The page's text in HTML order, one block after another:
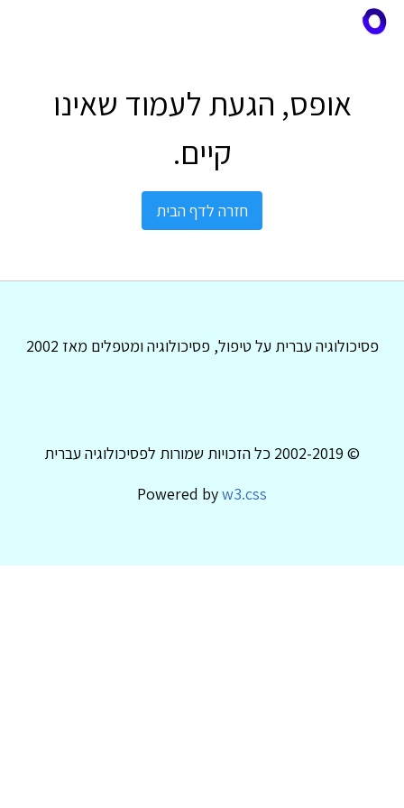
אופס, הגעת לעמוד שאינו
קיים.
חזרה לדף הבית
פסיכולוגיה עברית על טיפול, פסיכולוגיה ומטפלים מאז 2002
© 2002-2019 כל הזכויות שמורות לפסיכולוגיה עברית
Powered byw3.css